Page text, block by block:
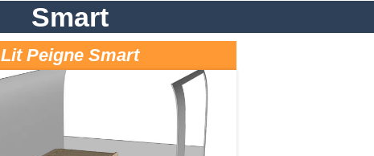
Smart
Lit Peigne Smart